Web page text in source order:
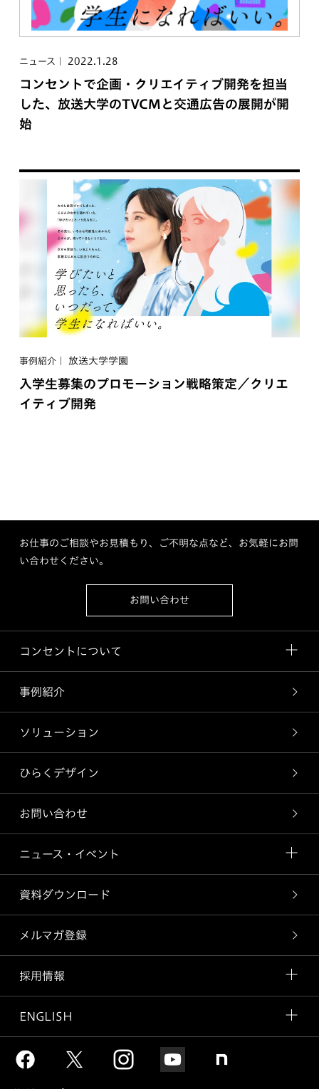
ニュース 2022.1.28
コンセントで企画・クリエイティブ開発を担当
した、放送大学のTVCMと交通広告の展開が開
始
事例紹介 放送大学学園
入学生募集のプロモーション戦略策定／クリエ
イティブ開発
お仕事のご相談やお見積もり、ご不明な点など、お気軽にお問
い合わせください。
お問い合わせ
コンセントについて
事例紹介
ソリューション
ひらくデザイン
お問い合わせ
ニュース・イベント
資料ダウンロード
メルマガ登録
採用情報
ENGLISH